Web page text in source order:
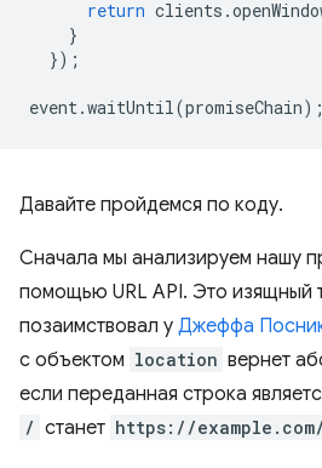
return clients .
}
});
event.waitUntil(promiseChain);
Давайте пройдемся по коду.
Сначала мы анализируем нашу
помощью URL API. Это изящный
позаимствовал у Джеффа
с объектом location вернет
если переданная строка
/ станет https://example.com/